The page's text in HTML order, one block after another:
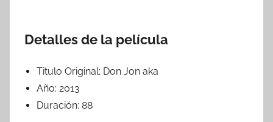
Detalles de la película
Titulo Original: Don Jon aka
Año: 2013
Duración: 88